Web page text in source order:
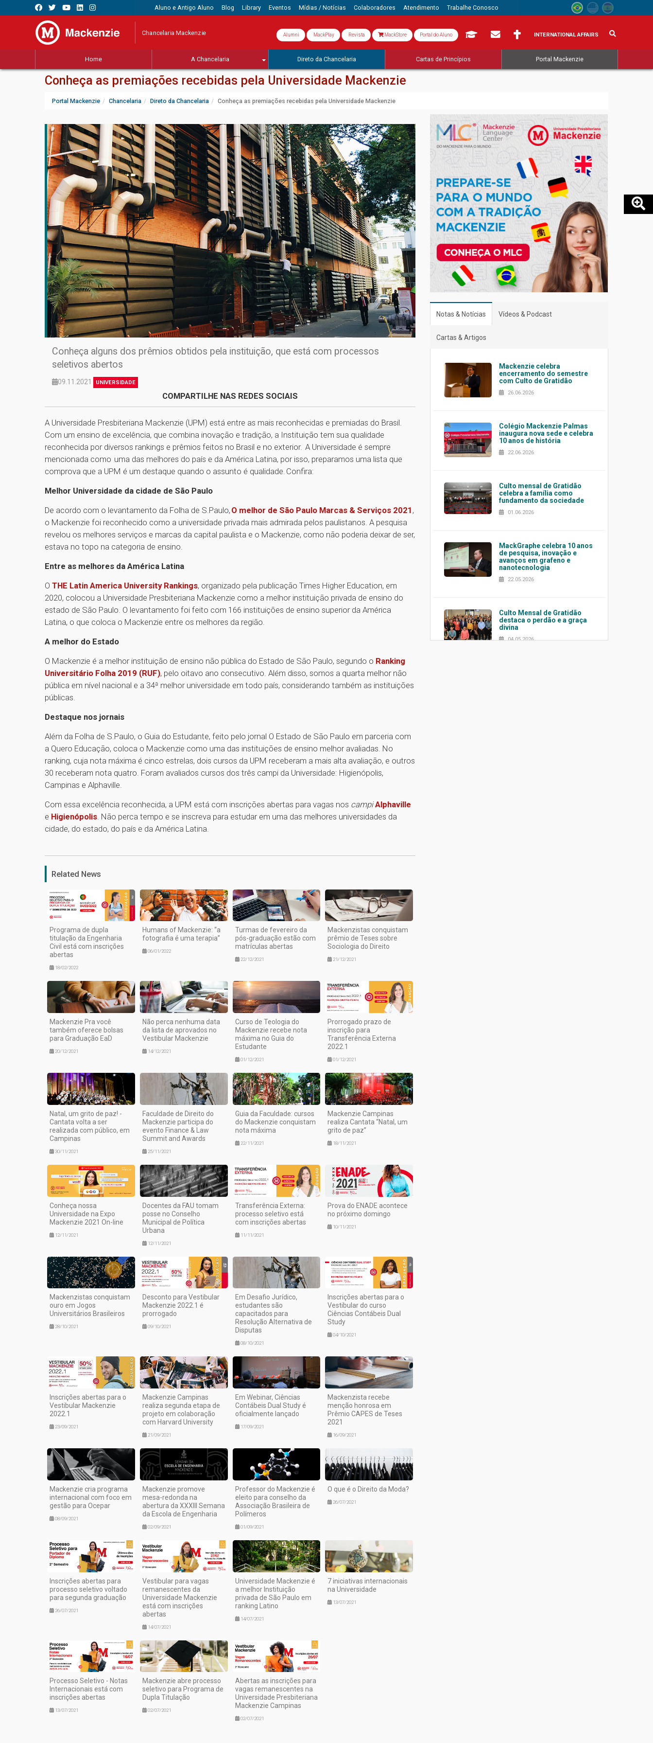
Aluno e Antigo Aluno Blog Library Eventos Mídias / Notícias Colaboradores Atendimento Trabalhe Conosco
Chancelaria Mackenzie Alumni MackPlay Revista MackStore Portal do Aluno INTERNATIONAL AFFAIRS
Home A Chancelaria Direto da Chancelaria Cartas de Princípios Portal Mackenzie
Conheça as premiações recebidas pela Universidade Mackenzie
Portal Mackenzie Chancelaria Direto da Chancelaria Conheça as premiações recebidas pela Universidade Mackenzie
Conheça alguns dos prêmios obtidos pela instituição, que está com processos
seletivos abertos
09.11.2021 UNIVERSIDADE
COMPARTILHE NAS REDES SOCIAIS
A Universidade Presbiteriana Mackenzie (UPM) está entre as mais reconhecidas e premiadas do Brasil.
Com um ensino de excelência, que combina inovação e tradição, a Instituição tem sua qualidade
reconhecida por diversos rankings e prêmios feitos no Brasil e no exterior. A Universidade é sempre
mencionada como uma das melhores do país e da América Latina, por isso, preparamos uma lista que
comprova que a UPM é um destaque quando o assunto é qualidade. Confira:
Melhor Universidade da cidade de São Paulo
De acordo com o levantamento da Folha de S.Paulo, O melhor de São Paulo Marcas & Serviços 2021 ,
o Mackenzie foi reconhecido como a universidade privada mais admirada pelos paulistanos. A pesquisa
revelou os melhores serviços e marcas da capital paulista e o Mackenzie, como não poderia deixar de ser,
estava no topo na categoria de ensino.
Entre as melhores da América Latina
O THE Latin America University Rankings, organizado pela publicação Times Higher Education, em
2020, colocou a Universidade Presbiteriana Mackenzie como a melhor instituição privada de ensino do
estado de São Paulo. O levantamento foi feito com 166 instituições de ensino superior da América
Latina, o que coloca o Mackenzie entre os melhores da região.
A melhor do Estado
O Mackenzie é a melhor instituição de ensino não pública do Estado de São Paulo, segundo o Ranking
Universitário Folha 2019 (RUF), pelo oitavo ano consecutivo. Além disso, somos a quarta melhor não
pública em nível nacional e a 34ª melhor universidade em todo país, considerando também as instituições
públicas.
Destaque nos jornais
Além da Folha de S.Paulo, o Guia do Estudante, feito pelo jornal O Estado de São Paulo em parceria com
a Quero Educação, coloca o Mackenzie como uma das instituições de ensino melhor avaliadas. No
ranking, cuja nota máxima é cinco estrelas, dois cursos da UPM receberam a mais alta avaliação, e outros
30 receberam nota quatro. Foram avaliados cursos dos três campi da Universidade: Higienópolis,
Campinas e Alphaville.
Com essa excelência reconhecida, a UPM está com inscrições abertas para vagas nos campi Alphaville
e Higienópolis . Não perca tempo e se inscreva para estudar em uma das melhores universidades da
cidade, do estado, do país e da América Latina.
Related News
Programa de dupla
titulação da Engenharia
Civil está com inscrições
abertas
18/02/2022
Humans of Mackenzie: “a
fotografia é uma terapia”
06/01/2022
Turmas de fevereiro da
pós-graduação estão com
matrículas abertas
22/12/2021
Mackenzistas conquistam
prêmio de Teses sobre
Sociologia do Direito
21/12/2021
Mackenzie Pra você
também oferece bolsas
para Graduação EaD
20/12/2021
Não perca nenhuma data
da lista de aprovados no
Vestibular Mackenzie
14/12/2021
Curso de Teologia do
Mackenzie recebe nota
máxima no Guia do
Estudante
01/12/2021
Prorrogado prazo de
inscrição para
Transferência Externa
2022.1
01/12/2021
Natal, um grito de paz! -
Cantata volta a ser
realizada com público, em
Campinas
30/11/2021
Faculdade de Direito do
Mackenzie participa do
evento Finance & Law
Summit and Awards
25/11/2021
Guia da Faculdade: cursos
do Mackenzie conquistam
nota máxima
22/11/2021
Mackenzie Campinas
realiza Cantata “Natal, um
grito de paz”
18/11/2021
Conheça nossa
Universidade na Expo
Mackenzie 2021 On-line
12/11/2021
Docentes da FAU tomam
posse no Conselho
Municipal de Política
Urbana
12/11/2021
Transferência Externa:
processo seletivo está
com inscrições abertas
11/11/2021
Prova do ENADE acontece
no próximo domingo
10/11/2021
Mackenzistas conquistam
ouro em Jogos
Universitários Brasileiros
28/10/2021
Desconto para Vestibular
Mackenzie 2022.1 é
prorrogado
09/10/2021
Em Desafio Jurídico,
estudantes são
capacitados para
Resolução Alternativa de
Disputas
08/10/2021
Inscrições abertas para o
Vestibular do curso
Ciências Contábeis Dual
Study
04/10/2021
Inscrições abertas para o
Vestibular Mackenzie
2022.1
23/09/2021
Mackenzie Campinas
realiza segunda etapa de
projeto em colaboração
com Harvard University
21/09/2021
Em Webinar, Ciências
Contábeis Dual Study é
oficialmente lançado
17/09/2021
Mackenzista recebe
menção honrosa em
Prêmio CAPES de Teses
2021
16/09/2021
Mackenzie cria programa
internacional com foco em
gestão para Ocepar
08/09/2021
Mackenzie promove
mesa-redonda na
abertura da XXXIII Semana
da Escola de Engenharia
02/09/2021
Professor do Mackenzie é
eleito para conselho da
Associação Brasileira de
Polímeros
01/09/2021
O que é o Direito da Moda?
26/07/2021
Inscrições abertas para
processo seletivo voltado
para segunda graduação
26/07/2021
Vestibular para vagas
remanescentes da
Universidade Mackenzie
está com inscrições
abertas
14/07/2021
Universidade Mackenzie é
a melhor Instituição
privada de São Paulo em
ranking Latino
14/07/2021
7 iniciativas internacionais
na Universidade
13/07/2021
Processo Seletivo - Notas
Internacionais está com
inscrições abertas
13/07/2021
Mackenzie abre processo
seletivo para Programa de
Dupla Titulação
02/07/2021
Abertas as inscrições para
vagas remanescentes na
Universidade Presbiteriana
Mackenzie Campinas
02/07/2021
Notas & Notícias Vídeos & Podcast
Cartas & Artigos
Mackenzie celebra
encerramento do semestre
com Culto de Gratidão
26.06.2026
Colégio Mackenzie Palmas
inaugura nova sede e celebra
10 anos de história
22.06.2026
Culto mensal de Gratidão
celebra a família como
fundamento da sociedade
01.06.2026
MackGraphe celebra 10 anos
de pesquisa, inovação e
avanços em grafeno e
nanotecnologia
22.05.2026
Culto Mensal de Gratidão
destaca o perdão e a graça
divina
04.05.2026